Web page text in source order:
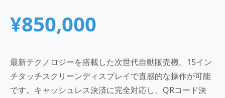
¥850,000
最新テクノロジーを搭載した次世代自動販売機。15イン
チタッチスクリーンディスプレイで直感的な操作が可能
です。キャッシュレス決済に完全対応し、QRコード決